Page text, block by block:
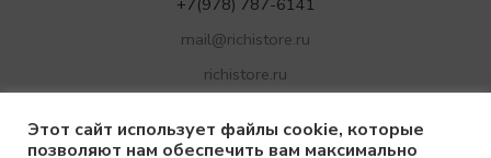
+7(978) 787-6141
mail@richistore.ru
richistore.ru
Этот сайт использует файлы cookie, которые
позволяют нам обеспечить вам максимально